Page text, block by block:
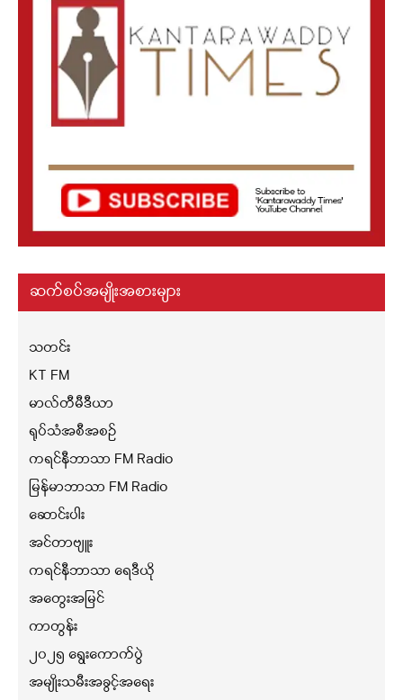
ဆက်စပ်အမျိုးအစားများ
သတင်း
KT FM
မာလ်တီမီဒီယာ
ရုပ်သံအစီအစဉ်
ကရင်နီဘာသာ FM Radio
မြန်မာဘာသာ FM Radio
ဆောင်းပါး
အင်တာဗျူး
ကရင်နီဘာသာ ရေဒီယို
အတွေးအမြင်
ကာတွန်း
၂၀၂၅ ရွေးကောက်ပွဲ
အမျိုးသမီးအခွင့်အရေး